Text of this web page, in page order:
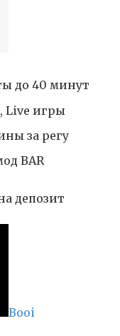
до 40 минут
Live игры
за регу
BAR
депозит
Booi